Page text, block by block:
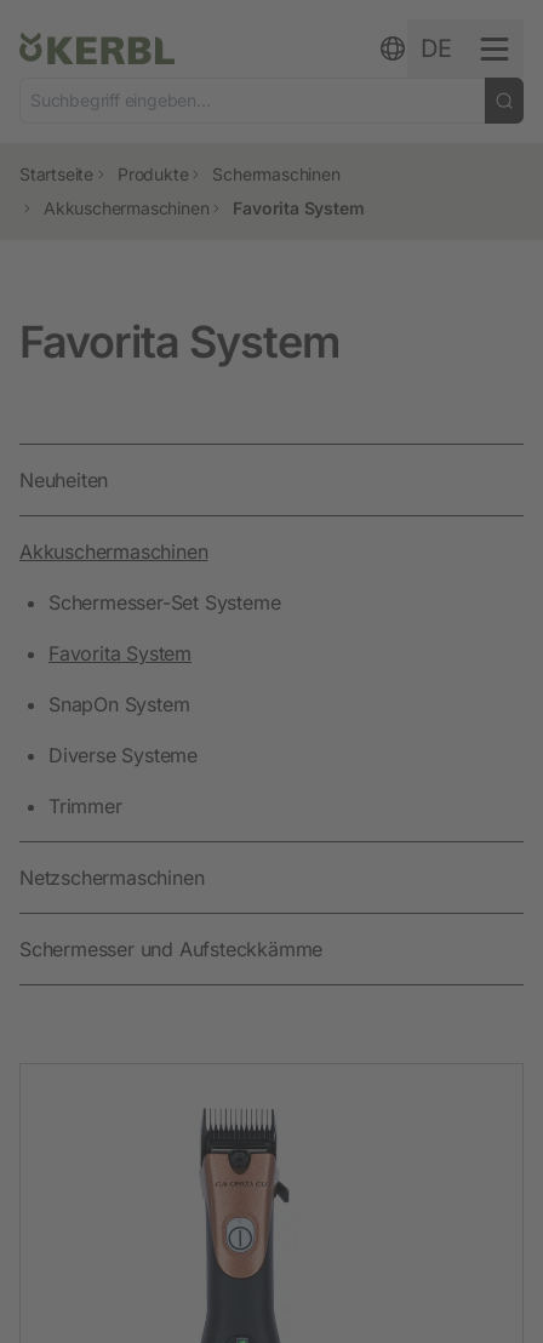
DE
Startseite Produkte
Schermaschinen
Akkuschermaschinen
Favorita System
Favorita System
Neuheiten
Akkuschermaschinen
Schermesser-Set Systeme
Favorita System
SnapOn System
Diverse Systeme
Trimmer
Netzschermaschinen
Schermesser und Aufsteckkämme